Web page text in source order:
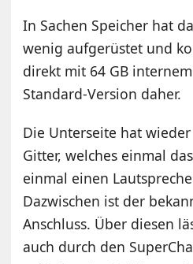
In Sachen Speicher hat
wenig aufgerüstet und
direkt mit 64 GB
Standard-Version daher.
Die Unterseite hat
Gitter, welches einmal
einmal einen
Dazwischen ist der
Anschluss. Über diesen
auch durch den